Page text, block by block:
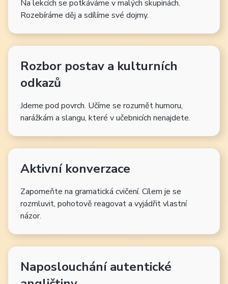
Na lekcích se potkáváme v malých skupinách.
Rozebíráme děj a sdílíme své dojmy.
Rozbor postav a kulturních
odkazů
Jdeme pod povrch. Učíme se rozumět humoru,
narážkám a slangu, které v učebnicích nenajdete.
Aktivní konverzace
Zapomeňte na gramatická cvičení. Cílem je se
rozmluvit, pohotově reagovat a vyjádřit vlastní
názor.
Naposlouchání autentické